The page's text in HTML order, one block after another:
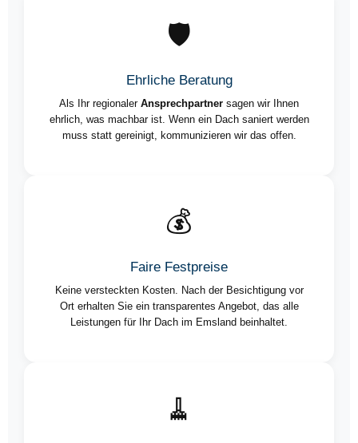
🛡️
Ehrliche Beratung
Als Ihr regionaler Ansprechpartner sagen wir Ihnen
ehrlich, was machbar ist. Wenn ein Dach saniert werden
muss statt gereinigt, kommunizieren wir das offen.
💰
Faire Festpreise
Keine versteckten Kosten. Nach der Besichtigung vor
Ort erhalten Sie ein transparentes Angebot, das alle
Leistungen für Ihr Dach im Emsland beinhaltet.
🧹